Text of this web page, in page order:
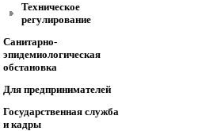
Техническое
регулирование
Санитарно-
эпидемиологическая
обстановка
Для предпринимателей
Государственная служба
и кадры